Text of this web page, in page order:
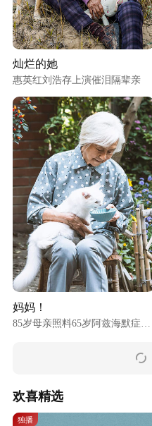
灿烂的她
惠英红刘浩存上演催泪隔辈亲
妈妈！
85岁母亲照料65岁阿兹海默症女
欢喜精选
独播